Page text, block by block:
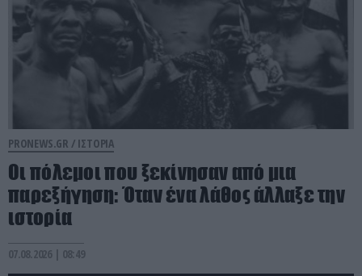
PRONEWS.GR / ΙΣΤΟΡΙΑ
Οι πόλεμοι που ξεκίνησαν από μια
παρεξήγηση: Όταν ένα λάθος άλλαξε την
ιστορία
07.08.2026 | 08:49